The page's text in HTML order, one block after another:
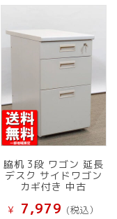
脇机 3段 ワゴン 延長
デスク サイドワゴン
カギ付き 中古
¥ 7,979 (税込）